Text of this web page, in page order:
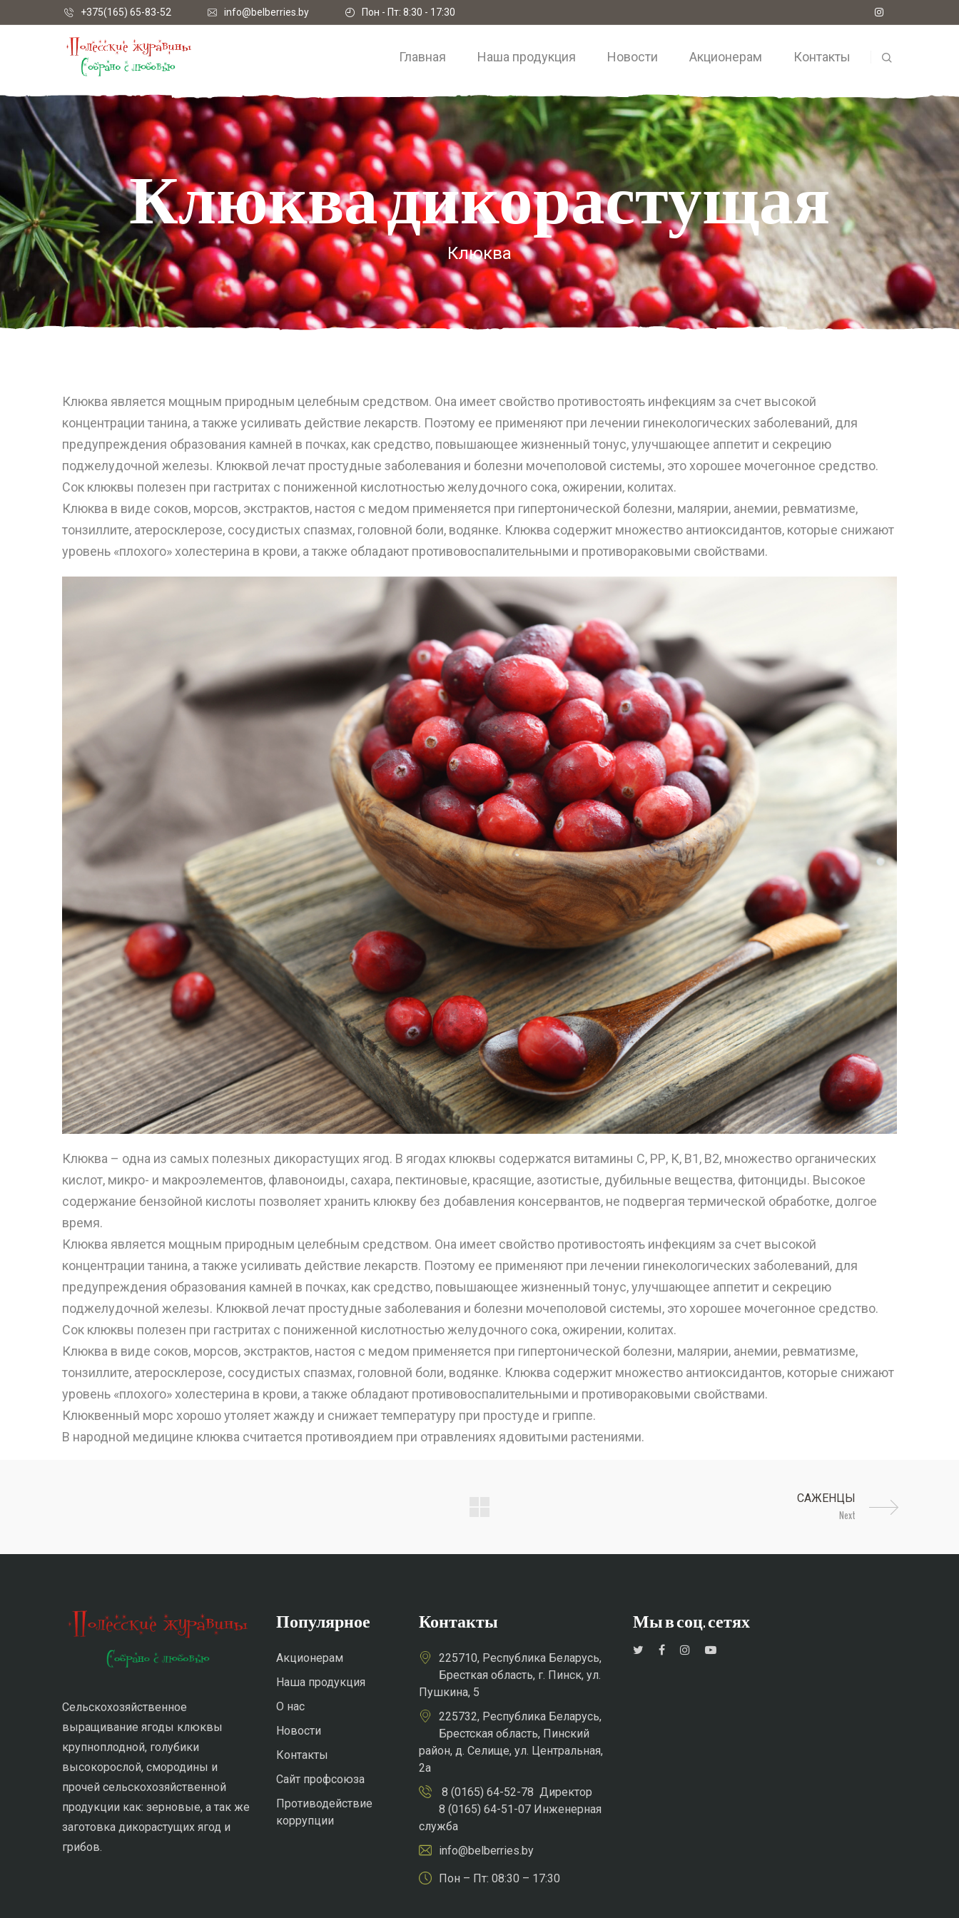
+375(165) 65-83-52 info@belberries.by Пон - Пт: 8:30 - 17:30
Главная Наша продукция Новости Акционерам Контакты
Клюква дикорастущая
Клюква
Клюква является мощным природным целебным средством. Она имеет свойство противостоять инфекциям за счет высокой
концентрации танина, а также усиливать действие лекарств. Поэтому ее применяют при лечении гинекологических заболеваний, для
предупреждения образования камней в почках, как средство, повышающее жизненный тонус, улучшающее аппетит и секрецию
поджелудочной железы. Клюквой лечат простудные заболевания и болезни мочеполовой системы, это хорошее мочегонное средство.
Сок клюквы полезен при гастритах с пониженной кислотностью желудочного сока, ожирении, колитах.
Клюква в виде соков, морсов, экстрактов, настоя с медом применяется при гипертонической болезни, малярии, анемии, ревматизме,
тонзиллите, атеросклерозе, сосудистых спазмах, головной боли, водянке. Клюква содержит множество антиоксидантов, которые снижают
уровень «плохого» холестерина в крови, а также обладают противовоспалительными и противораковыми свойствами.
Клюква – одна из самых полезных дикорастущих ягод. В ягодах клюквы содержатся витамины С, РР, К, В1, В2, множество органических
кислот, микро- и макроэлементов, флавоноиды, сахара, пектиновые, красящие, азотистые, дубильные вещества, фитонциды. Высокое
содержание бензойной кислоты позволяет хранить клюкву без добавления консервантов, не подвергая термической обработке, долгое
время.
Клюква является мощным природным целебным средством. Она имеет свойство противостоять инфекциям за счет высокой
концентрации танина, а также усиливать действие лекарств. Поэтому ее применяют при лечении гинекологических заболеваний, для
предупреждения образования камней в почках, как средство, повышающее жизненный тонус, улучшающее аппетит и секрецию
поджелудочной железы. Клюквой лечат простудные заболевания и болезни мочеполовой системы, это хорошее мочегонное средство.
Сок клюквы полезен при гастритах с пониженной кислотностью желудочного сока, ожирении, колитах.
Клюква в виде соков, морсов, экстрактов, настоя с медом применяется при гипертонической болезни, малярии, анемии, ревматизме,
тонзиллите, атеросклерозе, сосудистых спазмах, головной боли, водянке. Клюква содержит множество антиоксидантов, которые снижают
уровень «плохого» холестерина в крови, а также обладают противовоспалительными и противораковыми свойствами.
Клюквенный морс хорошо утоляет жажду и снижает температуру при простуде и гриппе.
В народной медицине клюква считается противоядием при отравлениях ядовитыми растениями.
Next
Cельскохозяйственное
выращивание ягоды клюквы
крупноплодной, голубики
высокорослой, смородины и
прочей сельскохозяйственной
продукции как: зерновые, а так же
заготовка дикорастущих ягод и
грибов.
Популярное
Акционерам
Наша продукция
О нас
Новости
Контакты
Сайт профсоюза
Противодействие
коррупции
Контакты
225710, Республика Беларусь,
Бресткая область, г. Пинск, ул.
Пушкина, 5
225732, Республика Беларусь,
Брестская область, Пинский
район, д. Селище, ул. Центральная,
2а
8 (0165) 64-52-78 Директор
8 (0165) 64-51-07 Инженерная
служба
info@belberries.by
Пон – Пт: 08:30 – 17:30
Мы в соц. сетях